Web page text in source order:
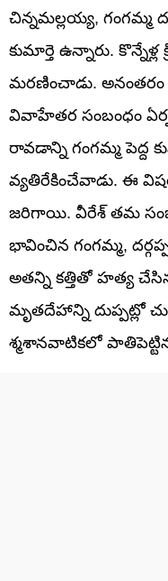
చిన్నమల్లయ్య, గంగమ్మ
కుమార్తె ఉన్నారు.
మరణించాడు. అనంతరం
వివాహేతర సంబంధం
రావడాన్ని గంగమ్మ పెద్ద
వ్యతిరేకించేవాడు. ఈ
జరిగాయి. వీరేశ్ తమ
భావించిన గంగమ్మ,
అతన్ని కత్తితో హత్య
మృతదేహాన్ని దుప్పట్లో
శ్మశానవాటికలో